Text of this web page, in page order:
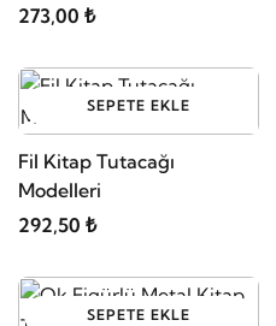
273,00 ₺
SEPETE EKLE
Fil Kitap Tutacağı
Modelleri
292,50 ₺
SEPETE EKLE